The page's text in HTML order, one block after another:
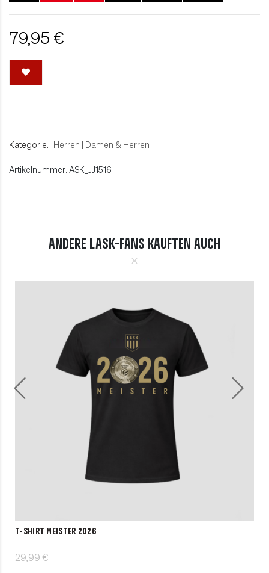
79,95 €
Kategorie: Herren | Damen & Herren
Artikelnummer: ASK_JJ1516
ANDERE LASK-FANS KAUFTEN AUCH
T-Shirt MEISTER 2026
29,99 €